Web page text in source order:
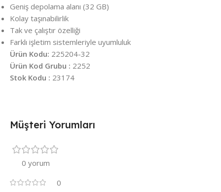
Geniş depolama alanı (32 GB)
Kolay taşınabilirlik
Tak ve çalıştır özelliği
Farklı işletim sistemleriyle uyumluluk
Ürün Kodu: 225204-32
Ürün Kod Grubu : 2252
Stok Kodu : 23174
Müşteri Yorumları
0 yorum
0